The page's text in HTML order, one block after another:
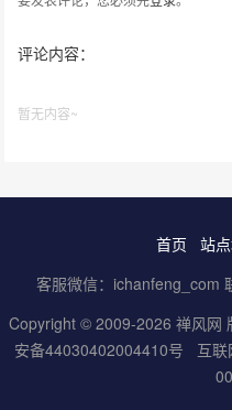
评论内容：
暂无内容~
首页 站
客服微信：ichanfeng_com
Copyright © 2009-2026 禅风网
安备44030402004410号
互联